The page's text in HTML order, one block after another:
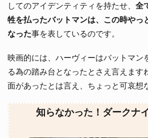
してのアイデンティティを持たせ、 全
牲を払ったバットマンは、この時やっ
なった事を表しているのです。
映画的には、ハーヴィーはバットマン
る為の踏み台となったとさえ言えます
面があったとは言え、ちょっと可哀想
知らなかった！ダークナ